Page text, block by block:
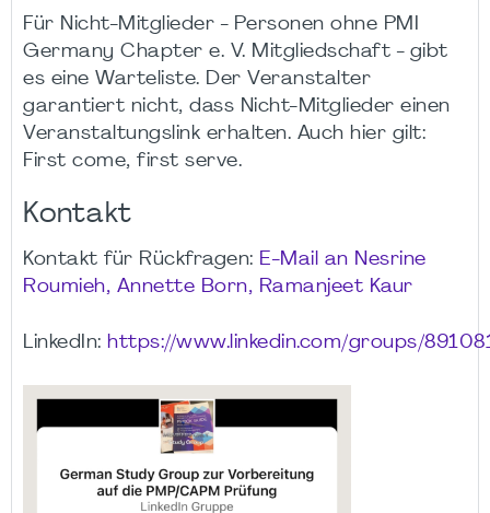
Für Nicht-Mitglieder - Personen ohne PMI
Germany Chapter e. V. Mitgliedschaft - gibt
es eine Warteliste. Der Veranstalter
garantiert nicht, dass Nicht-Mitglieder einen
Veranstaltungslink erhalten. Auch hier gilt:
First come, first serve.
Kontakt
Kontakt für Rückfragen: E-Mail an Nesrine
Roumieh, Annette Born, Ramanjeet Kaur
LinkedIn: https://www.linkedin.com/groups/